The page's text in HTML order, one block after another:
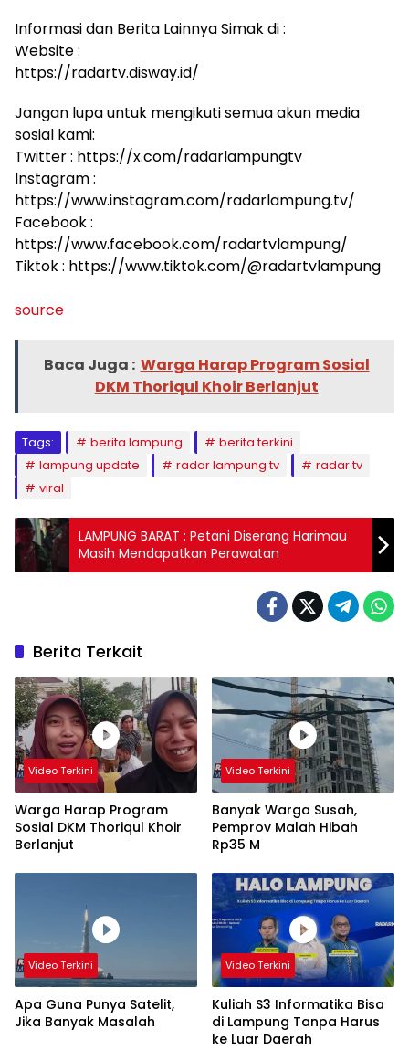
Informasi dan Berita Lainnya Simak di :
Website :
https://radartv.disway.id/
Jangan lupa untuk mengikuti semua akun media
sosial kami:
Twitter : https://x.com/radarlampungtv
Instagram :
https://www.instagram.com/radarlampung.tv/
Facebook :
https://www.facebook.com/radartvlampung/
Tiktok : https://www.tiktok.com/@radartvlampung
source
Baca Juga : Warga Harap Program Sosial
DKM Thoriqul Khoir Berlanjut
Tags: berita lampung
berita terkini
lampung update
radar lampung tv
radar tv
viral
LAMPUNG BARAT : Petani Diserang Harimau
Masih Mendapatkan Perawatan
Berita Terkait
Video Terkini
Warga Harap Program
Sosial DKM Thoriqul Khoir
Berlanjut
Video Terkini
Banyak Warga Susah,
Pemprov Malah Hibah
Rp35 M
Video Terkini
Apa Guna Punya Satelit,
Jika Banyak Masalah
Video Terkini
Kuliah S3 Informatika Bisa
di Lampung Tanpa Harus
ke Luar Daerah